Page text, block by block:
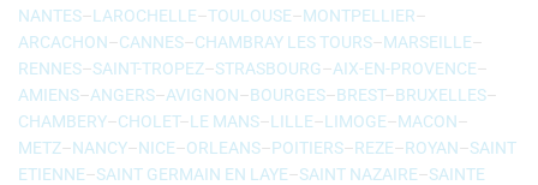
NANTES–LAROCHELLE–TOULOUSE–MONTPELLIER–
ARCACHON–CANNES–CHAMBRAY LES TOURS–MARSEILLE–
RENNES–SAINT-TROPEZ–STRASBOURG–AIX-EN-PROVENCE–
AMIENS–ANGERS–AVIGNON–BOURGES–BREST–BRUXELLES–
CHAMBERY–CHOLET–LE MANS–LILLE–LIMOGE–MACON–
METZ–NANCY–NICE–ORLEANS–POITIERS–REZE–ROYAN–SAINT
ETIENNE–SAINT GERMAIN EN LAYE–SAINT NAZAIRE–SAINTE